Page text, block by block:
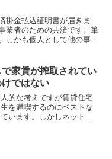
掛金払込証明書が届きま
業者のための共済です。筆
しかも個人として他の事業
家賃が搾取されてい
ではない
的な考えですが賃貸住宅
を満喫するのにベストな
います。しかしネットな